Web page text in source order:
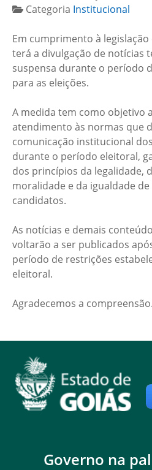
Categoria Institucional
Em cumprimento à
terá a divulgação de notícias
suspensa durante o período
para as eleições.
A medida tem como objetivo
atendimento às normas que
comunicação institucional
durante o período eleitoral,
dos princípios da legalidade,
moralidade e da igualdade
candidatos.
As notícias e demais
voltarão a ser publicados
período de restrições
eleitoral.
Agradecemos a compreensão.
Governo na